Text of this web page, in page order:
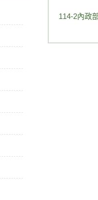
114-2內政